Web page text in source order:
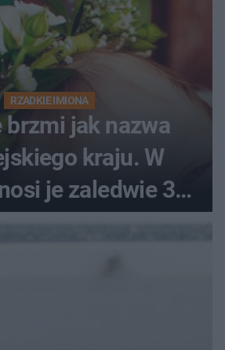
RZADKIE IMIONA
brzmi jak nazwa
kraju. W
je zaledwie 3
kobiety